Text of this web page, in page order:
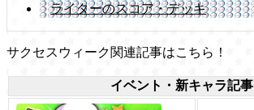
ライターのスコア・デッキ
サクセスウィーク関連記事はこちら！
イベント・新キャラ記事